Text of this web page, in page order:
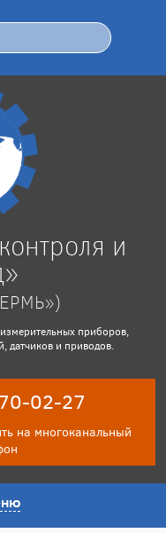
и
приборов,
датчиков и приводов.
02-27
на многоканальный